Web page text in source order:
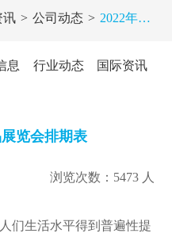
讯 公司动态 2022年全国食品展览会排期表
息 行业动态 国际资讯
览会排期表
浏览次数：5473 人
们生活水平得到普遍性提